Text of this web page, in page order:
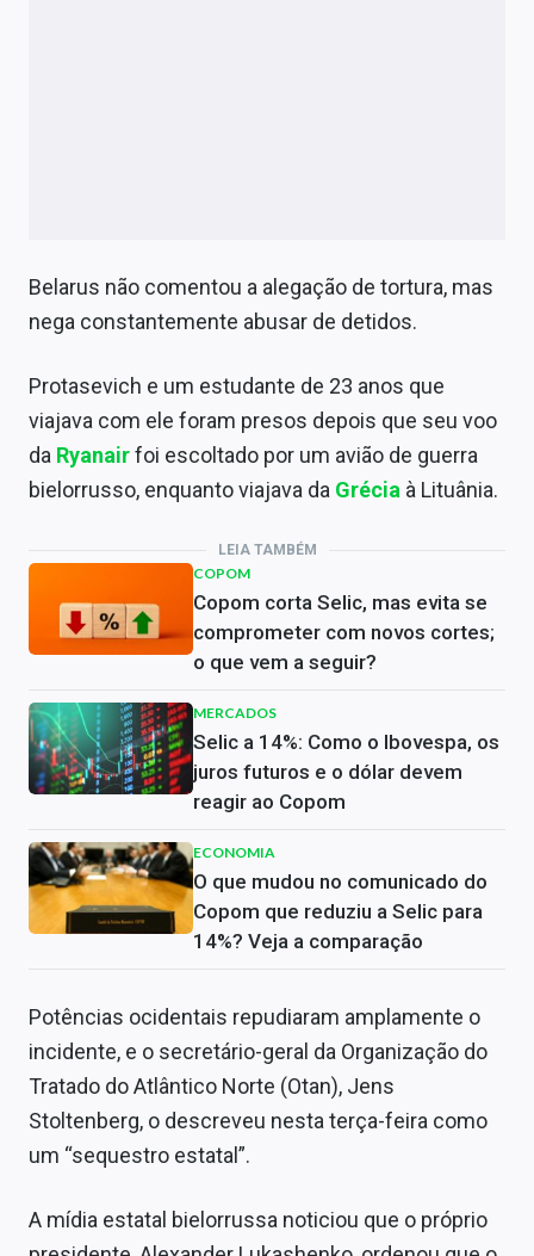
Belarus não comentou a alegação de tortura, mas
nega constantemente abusar de detidos.
Protasevich e um estudante de 23 anos que
viajava com ele foram presos depois que seu voo
da Ryanairfoi escoltado por um avião de guerra
bielorrusso, enquanto viajava da Grécia à Lituânia.
LEIA TAMBÉM
COPOM
Copom corta Selic, mas evita se
comprometer com novos cortes;
o que vem a seguir?
MERCADOS
Selic a 14%: Como o Ibovespa, os
juros futuros e o dólar devem
reagir ao Copom
ECONOMIA
O que mudou no comunicado do
Copom que reduziu a Selic para
14%? Veja a comparação
Potências ocidentais repudiaram amplamente o
incidente, e o secretário-geral da Organização do
Tratado do Atlântico Norte (Otan), Jens
Stoltenberg, o descreveu nesta terça-feira como
um “sequestro estatal”.
A mídia estatal bielorrussa noticiou que o próprio